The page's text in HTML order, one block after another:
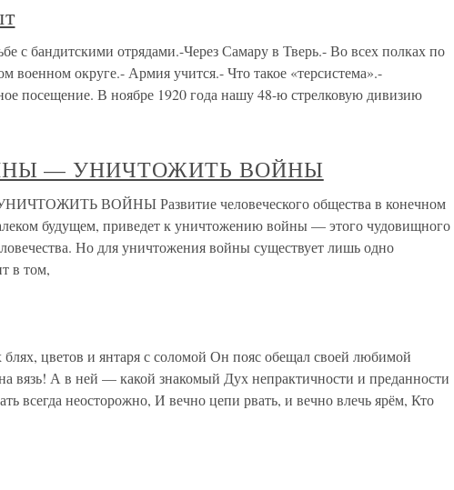
с бандитскими отрядами.-Через Самару в Тверь.- Во всех полках по
военном округе.- Армия учится.- Что такое «терсистема».-
посещение. В ноябре 1920 года нашу 48-ю стрелковую дивизию
— УНИЧТОЖИТЬ ВОЙНЫ
ВОЙНЫ Развитие человеческого общества в конечном
будущем, приведет к уничтожению войны — этого чудовищного
Но для уничтожения войны существует лишь одно
в том,
цветов и янтаря с соломой Он пояс обещал своей любимой
вязь! А в ней — какой знакомый Дух непрактичности и преданности
всегда неосторожно, И вечно цепи рвать, и вечно влечь ярём, Кто